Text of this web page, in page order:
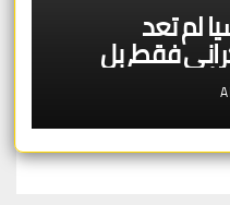
لم تعد
فقط، بل
على